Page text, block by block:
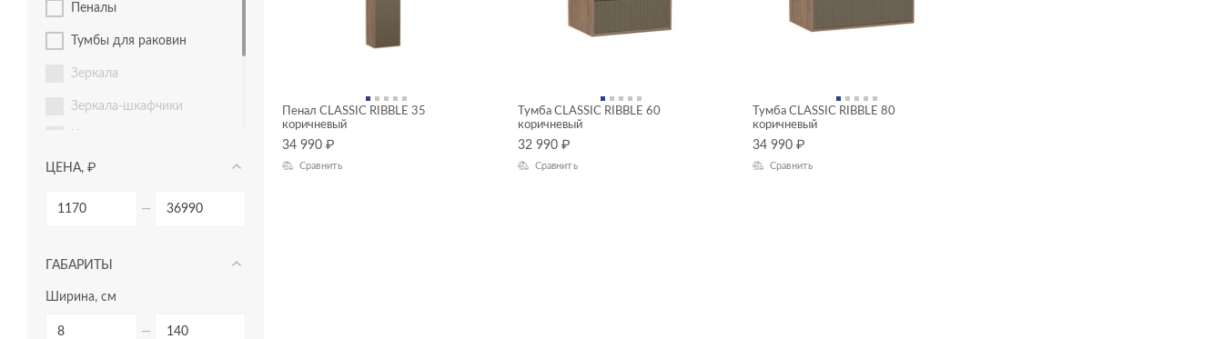
пеналы
тумбы для раковин
зеркала
зеркала-шкафчики
ЦЕНА, ₽
—
ГАБАРИТЫ
Ширина, см
—
Пенал CLASSIC RIBBLE 35
коричневый
34 990 ₽
Сравнить
Тумба CLASSIC RIBBLE 60
коричневый
32 990 ₽
Сравнить
Тумба CLASSIC RIBBLE 80
коричневый
34 990 ₽
Сравнить